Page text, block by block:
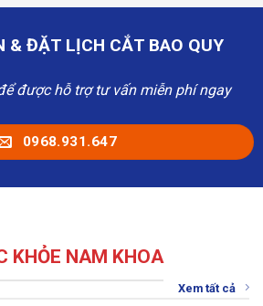
& ĐẶT LỊCH CẮT BAO QUY
được hỗ trợ tư vấn miễn phí ngay
0968.931.647
KHỎE NAM KHOA
Xem tất cả